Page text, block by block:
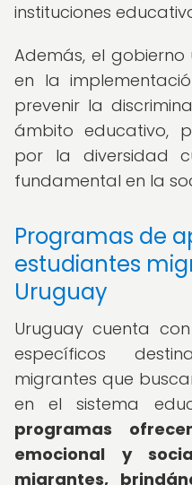
instituciones
Además, el
en la
prevenir la
ámbito educativo,
por la diversidad
fundamental en la
Programas de
estudiantes
Uruguay
Uruguay cuenta
específicos
migrantes que
en el sistema
programas
emocional y
migrantes,